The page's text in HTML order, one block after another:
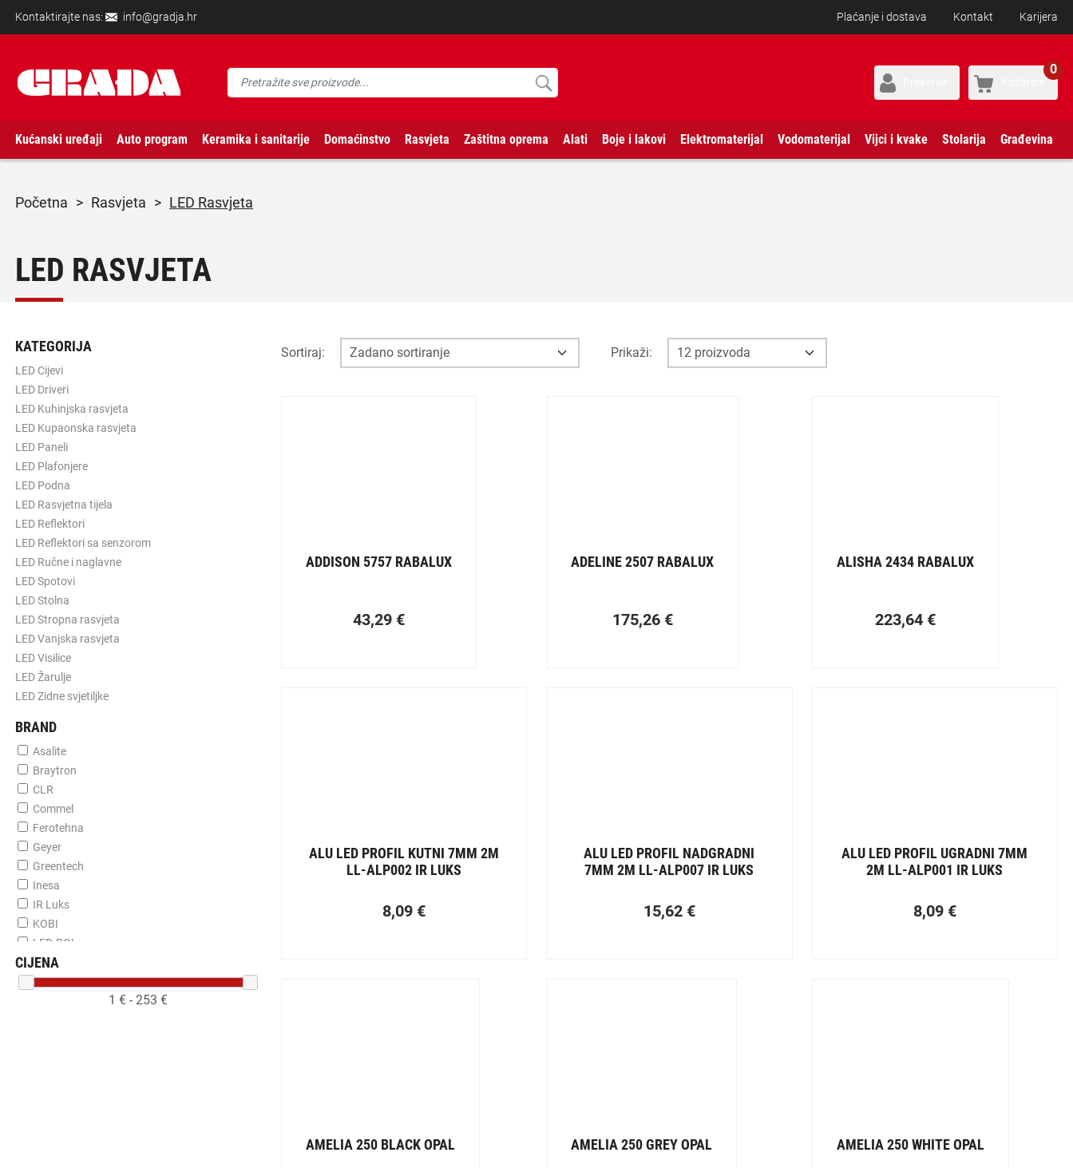
Kontaktirajte nas: info@gradja.hr Plaćanje i dostava Kontakt Karijera
0
Kućanski uređaji Auto program Keramika i sanitarije Domaćinstvo Rasvjeta Zaštitna oprema Alati Boje i lakovi Elektromaterijal Vodomaterijal Vijci i kvake Stolarija Građevina
početna > rasvjeta > LED Rasvjeta
LED RASVJETA
KATEGORIJA
LED Cijevi
LED Driveri
LED Kuhinjska rasvjeta
LED Kupaonska rasvjeta
LED Paneli
LED Plafonjere
LED Podna
LED Rasvjetna tijela
LED Reflektori
LED Reflektori sa senzorom
LED Ručne i naglavne
LED Spotovi
LED Stolna
LED Stropna rasvjeta
LED Vanjska rasvjeta
LED Visilice
LED Žarulje
LED Zidne svjetiljke
BRAND
Asalite
Braytron
CLR
Commel
Ferotehna
Geyer
Greentech
Inesa
IR Luks
KOBI
LED-POL
Ledvance
Lumax
CIJENA
1 € - 253 €
Sortiraj: Prikaži:
ADDISON 5757 RABALUX
43,29 €
ADELINE 2507 RABALUX
175,26 €
ALISHA 2434 RABALUX
223,64 €
ALU LED PROFIL KUTNI 7MM 2M
LL-ALP002 IR LUKS
8,09 €
ALU LED PROFIL NADGRADNI
7MM 2M LL-ALP007 IR LUKS
15,62 €
ALU LED PROFIL UGRADNI 7MM
2M LL-ALP001 IR LUKS
8,09 €
AMELIA 250 BLACK OPAL AMELIA 250 GREY OPAL AMELIA 250 WHITE OPAL